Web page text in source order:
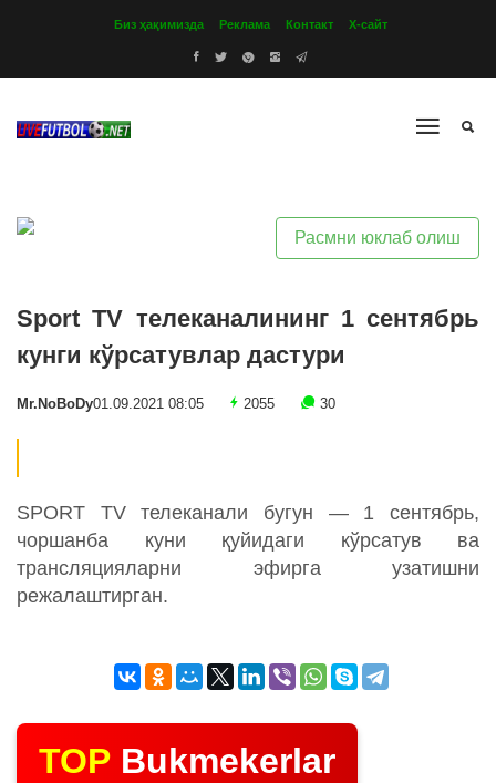
Биз ҳақимизда Реклама Контакт Х-сайт
Расмни юклаб олиш
Sport TV телеканалининг 1 сентябрь
кунги кўрсатувлар дастури
Mr.NoBoDy01.09.2021 08:05 2055 30
SPORT TV телеканали бугун — 1 сентябрь,
чоршанба куни қуйидаги кўрсатув ва
трансляцияларни эфирга узатишни
режалаштирган.
TOP Bukmekerlar